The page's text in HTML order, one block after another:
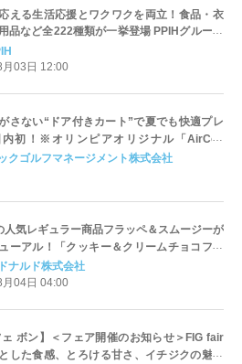
える生活応援とワクワクを両立！食品・衣
品など全222種類が一挙登場 PPIHグループ
＆セール 8月6日(木)より順次スタート
03日 12:00
さない“ドア付きカート”で夏でも快適プレ
！※オリンピアオリジナル「AirCon
コンカート）」導入 | ＰＧＭ
クゴルフマネージメント株式会社
人気レギュラー商品フラッペ＆スムージーが
ーアル！「クッキー＆クリームチョコフラ
ンゴースムージー」8月5日（水）から販売
ナルド株式会社
04日 04:00
ェ ボン】＜フェア開催のお知らせ＞FIG fair
した食感、とろける甘さ、イチジクの魅力